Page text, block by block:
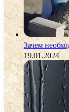
Зачем
19.01.2024